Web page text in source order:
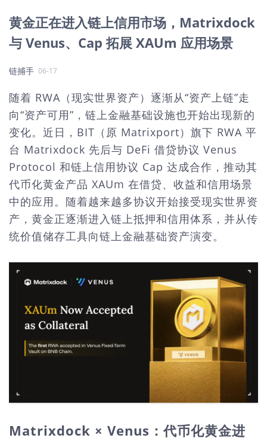
黄金正在进入链上信用市场，Matrixdock
与 Venus、Cap 拓展 XAUm 应用场景
链捕手 06-17
随着 RWA（现实世界资产）逐渐从“资产上链”走
向“资产可用”，链上金融基础设施也开始出现新的
变化。近日，BIT（原 Matrixport）旗下 RWA 平
台 Matrixdock 先后与 DeFi 借贷协议 Venus
Protocol 和链上信用协议 Cap 达成合作，推动其
代币化黄金产品 XAUm 在借贷、收益和信用场景
中的应用。随着越来越多协议开始接受现实世界资
产，黄金正逐渐进入链上抵押和信用体系，并从传
统价值储存工具向链上金融基础资产演变。
Matrixdock × Venus：代币化黄金进